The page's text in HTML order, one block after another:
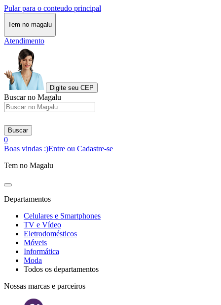
Pular para o conteudo principal
Tem no magalu
Atendimento
Digite seu CEP
Buscar no Magalu
Buscar
0
Boas vindas :)Entre ou Cadastre-se
Tem no Magalu
Departamentos
Celulares e Smartphones
TV e Vídeo
Eletrodomésticos
Móveis
Informática
Moda
Todos os departamentos
Nossas marcas e parceiros